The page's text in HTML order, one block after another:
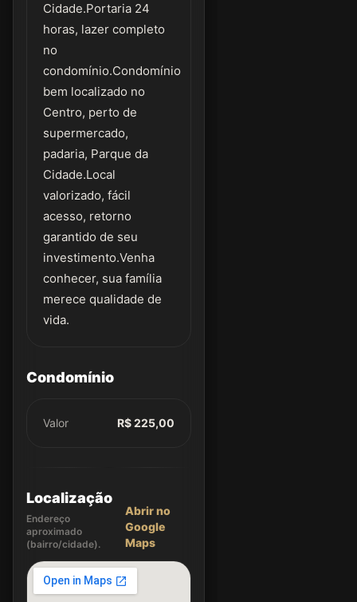
Cidade.Portaria 24
horas, lazer completo
no
condomínio.Condomínio
bem localizado no
Centro, perto de
supermercado,
padaria, Parque da
Cidade.Local
valorizado, fácil
acesso, retorno
garantido de seu
investimento.Venha
conhecer, sua família
merece qualidade de
vida.
Condomínio
Valor R$ 225,00
Localização
Endereço
aproximado
(bairro/cidade).
Abrir no
Google
Maps